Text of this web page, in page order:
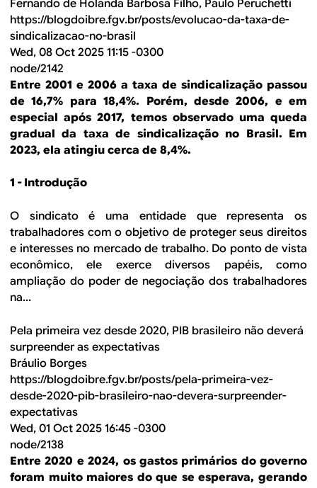
Fernando de Holanda Barbosa Filho, Paulo Peruchetti
https://blogdoibre.fgv.br/posts/evolucao-da-taxa-de-
sindicalizacao-no-brasil
Wed, 08 Oct 2025 11:15 -0300
node/2142
Entre 2001 e 2006 a taxa de sindicalização passou
de 16,7% para 18,4%. Porém, desde 2006, e em
especial após 2017, temos observado uma queda
gradual da taxa de sindicalização no Brasil. Em
2023, ela atingiu cerca de 8,4%.
1 - Introdução
O sindicato é uma entidade que representa os
trabalhadores com o objetivo de proteger seus direitos
e interesses no mercado de trabalho. Do ponto de vista
econômico, ele exerce diversos papéis, como
ampliação do poder de negociação dos trabalhadores
na...
Pela primeira vez desde 2020, PIB brasileiro não deverá
surpreender as expectativas
Bráulio Borges
https://blogdoibre.fgv.br/posts/pela-primeira-vez-
desde-2020-pib-brasileiro-nao-devera-surpreender-
expectativas
Wed, 01 Oct 2025 16:45 -0300
node/2138
Entre 2020 e 2024, os gastos primários do governo
foram muito maiores do que se esperava, gerando